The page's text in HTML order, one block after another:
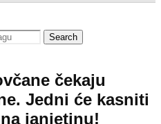
Search
čekaju
Jedni će kasniti
janjetinu!